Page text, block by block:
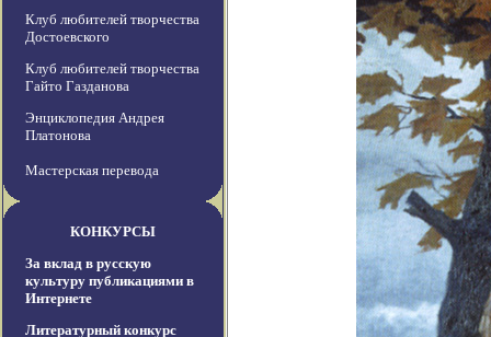
Клуб любителей творчества
Достоевского
Клуб любителей творчества
Гайто Газданова
Энциклопедия Андрея
Платонова
Мастерская перевода
КОНКУРСЫ
За вклад в русскую
культуру публикациями в
Интернете
Литературный конкурс